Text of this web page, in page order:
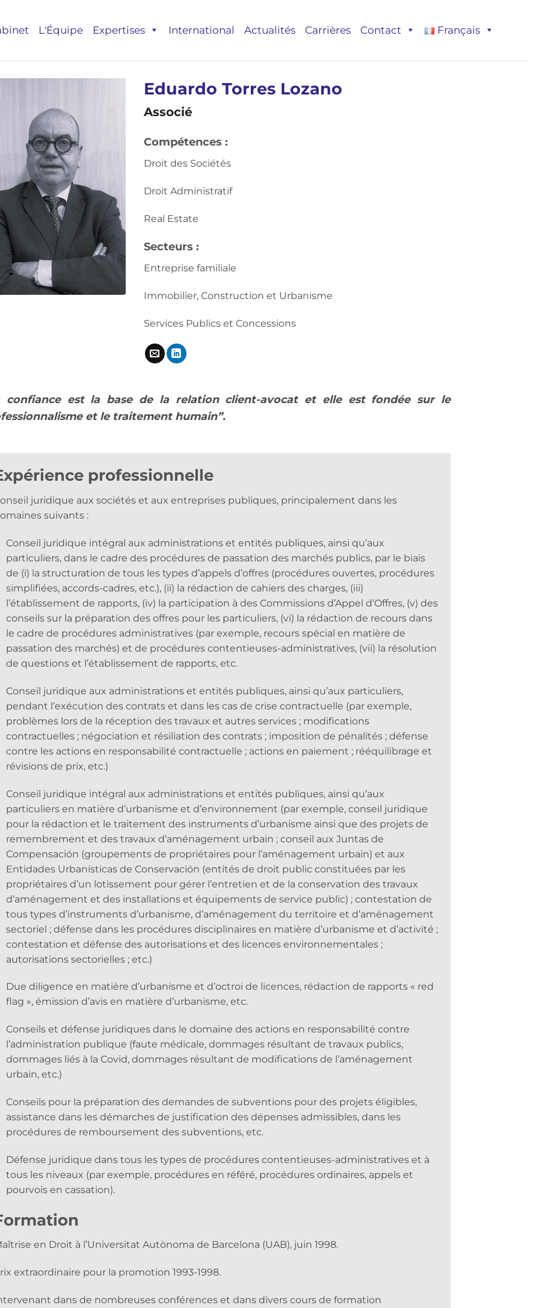
L'Équipe Expertises International Actualités Carrières Contact Français
Eduardo Torres Lozano
Associé
Compétences :
Droit des Sociétés
Droit Administratif
Real Estate
Secteurs :
Entreprise familiale
Immobilier, Construction et Urbanisme
Services Publics et Concessions
confiance est la base de la relation client-avocat et elle est fondée sur le
et le traitement humain”.
professionnelle
juridique aux sociétés et aux entreprises publiques, principalement dans les
suivants :
Conseil juridique intégral aux administrations et entités publiques, ainsi qu’aux
particuliers, dans le cadre des procédures de passation des marchés publics, par le biais
de (i) la structuration de tous les types d’appels d’offres (procédures ouvertes, procédures
simplifiées, accords-cadres, etc.), (ii) la rédaction de cahiers des charges, (iii)
l’établissement de rapports, (iv) la participation à des Commissions d’Appel d’Offres, (v) des
conseils sur la préparation des offres pour les particuliers, (vi) la rédaction de recours dans
le cadre de procédures administratives (par exemple, recours spécial en matière de
passation des marchés) et de procédures contentieuses-administratives, (vii) la résolution
de questions et l’établissement de rapports, etc.
Conseil juridique aux administrations et entités publiques, ainsi qu’aux particuliers,
pendant l’exécution des contrats et dans les cas de crise contractuelle (par exemple,
problèmes lors de la réception des travaux et autres services ; modifications
contractuelles ; négociation et résiliation des contrats ; imposition de pénalités ; défense
contre les actions en responsabilité contractuelle ; actions en paiement ; rééquilibrage et
révisions de prix, etc.)
Conseil juridique intégral aux administrations et entités publiques, ainsi qu’aux
particuliers en matière d’urbanisme et d’environnement (par exemple, conseil juridique
pour la rédaction et le traitement des instruments d’urbanisme ainsi que des projets de
remembrement et des travaux d’aménagement urbain ; conseil aux Juntas de
Compensación (groupements de propriétaires pour l’aménagement urbain) et aux
Entidades Urbanísticas de Conservación (entités de droit public constituées par les
propriétaires d’un lotissement pour gérer l’entretien et de la conservation des travaux
d’aménagement et des installations et équipements de service public) ; contestation de
tous types d’instruments d’urbanisme, d’aménagement du territoire et d’aménagement
sectoriel ; défense dans les procédures disciplinaires en matière d’urbanisme et d’activité ;
contestation et défense des autorisations et des licences environnementales ;
autorisations sectorielles ; etc.)
Due diligence en matière d’urbanisme et d’octroi de licences, rédaction de rapports « red
flag », émission d’avis en matière d’urbanisme, etc.
Conseils et défense juridiques dans le domaine des actions en responsabilité contre
l’administration publique (faute médicale, dommages résultant de travaux publics,
dommages liés à la Covid, dommages résultant de modifications de l’aménagement
urbain, etc.)
Conseils pour la préparation des demandes de subventions pour des projets éligibles,
assistance dans les démarches de justification des dépenses admissibles, dans les
procédures de remboursement des subventions, etc.
Défense juridique dans tous les types de procédures contentieuses-administratives et à
tous les niveaux (par exemple, procédures en référé, procédures ordinaires, appels et
pourvois en cassation).
en Droit à l’Universitat Autònoma de Barcelona (UAB), juin 1998.
extraordinaire pour la promotion 1993-1998.
dans de nombreuses conférences et dans divers cours de formation